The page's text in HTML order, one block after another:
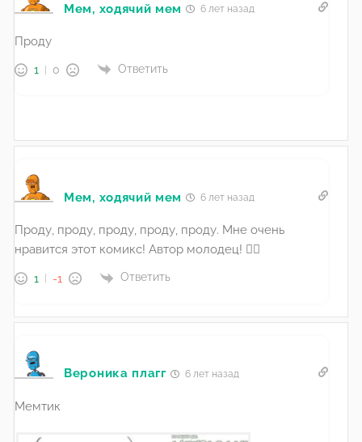
Мем, ходячий мем 6 лет назад
Проду
1 0 Ответить
Мем, ходячий мем 6 лет назад
Проду, проду, проду, проду, проду. Мне очень
нравится этот комикс! Автор молодец! 👌🏻
1 -1 Ответить
Вероника плагг 6 лет назад
Мемтик